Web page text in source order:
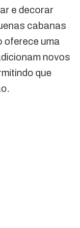
e decorar
cabanas
oferece uma
novos
que